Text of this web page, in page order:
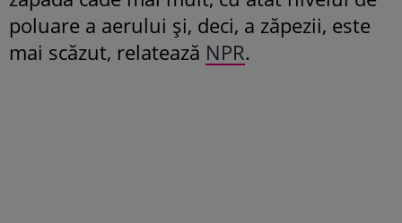
poluare a aerului și, deci, a zăpezii, este
mai scăzut, relatează NPR.